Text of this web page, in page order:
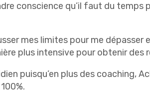
conscience qu’il faut du temps
mes limites pour me
plus intensive pour obtenir des
puisqu’en plus des coaching,